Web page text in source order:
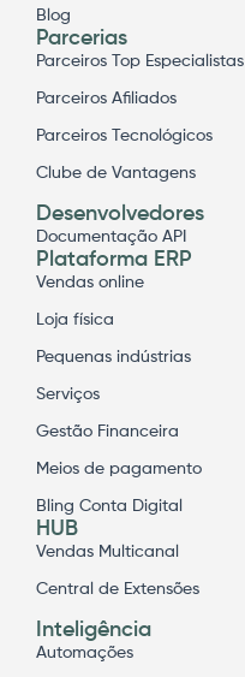
Blog
Parcerias
Parceiros Top Especialistas
Parceiros Afiliados
Parceiros Tecnológicos
Clube de Vantagens
Desenvolvedores
Documentação API
Plataforma ERP
Vendas online
Loja física
Pequenas indústrias
Serviços
Gestão Financeira
Meios de pagamento
Bling Conta Digital
HUB
Vendas Multicanal
Central de Extensões
Inteligência
Automações